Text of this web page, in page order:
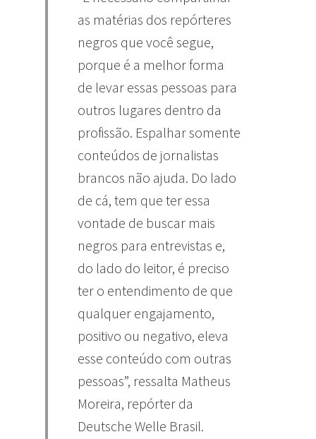
as matérias dos repórteres
negros que você segue,
porque é a melhor forma
de levar essas pessoas para
outros lugares dentro da
profissão. Espalhar somente
conteúdos de jornalistas
brancos não ajuda. Do lado
de cá, tem que ter essa
vontade de buscar mais
negros para entrevistas e,
do lado do leitor, é preciso
ter o entendimento de que
qualquer engajamento,
positivo ou negativo, eleva
esse conteúdo com outras
pessoas”, ressalta Matheus
Moreira, repórter da
Deutsche Welle Brasil.